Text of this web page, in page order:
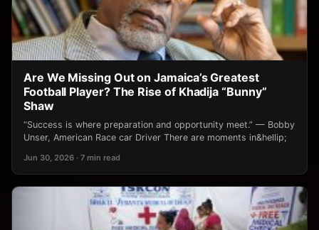
Are We Missing Out on Jamaica’s Greatest
Football Player? The Rise of Khadija “Bunny”
Shaw
“Success is where preparation and opportunity meet.” — Bobby
Unser, American Race car Driver There are moments in&hellip;
Jun 30, 2026 · 7 min read